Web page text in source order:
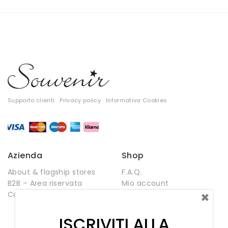
Supporto clienti Privacy policy Informativa Cookies
Azienda
About & flagship stores
B2B – Area riservata
Contatti
Shop
F.A.Q.
Mio account
×